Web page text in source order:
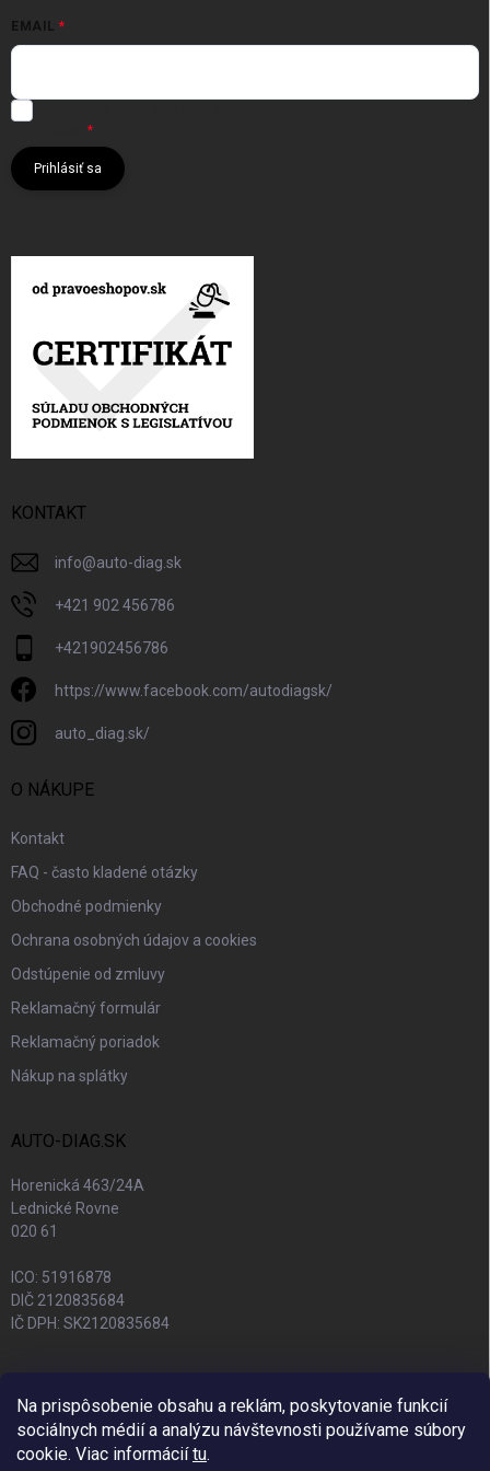
Na prispôsobenie obsahu a reklám, poskytovanie funkcií
sociálnych médií a analýzu návštevnosti používame súbory
cookie. Viac informáciítu.
EMAIL
Prihlásiť sa
KONTAKT
info@auto-diag.sk
+421 902 456786
+421902456786
https://www.facebook.com/autodiagsk/
auto_diag.sk/
O NÁKUPE
Kontakt
FAQ - často kladené otázky
Obchodné podmienky
Ochrana osobných údajov a cookies
Odstúpenie od zmluvy
Reklamačný formulár
Reklamačný poriadok
Nákup na splátky
AUTO-DIAG.SK
Horenická 463/24A
Lednické Rovne
020 61
ICO: 51916878
DIČ 2120835684
IČ DPH: SK2120835684